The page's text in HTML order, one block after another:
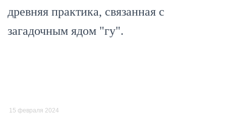
древняя практика, связанная с
загадочным ядом "гу".
15 февраля 2024